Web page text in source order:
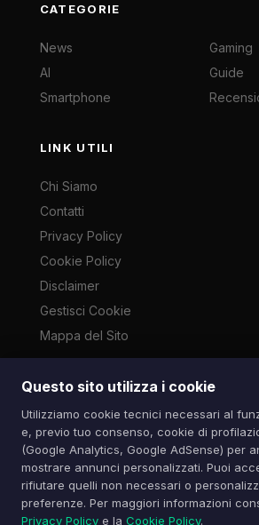
Questo sito utilizza i cookie
Utilizziamo cookie tecnici necessari al
e, previo tuo consenso, cookie di
(Google Analytics, Google AdSense) per
mostrare annunci personalizzati. Puoi
rifiutare quelli non necessari o
preferenze. Per maggiori informazioni
Privacy Policy e la Cookie Policy.
CATEGORIE
News
AI
Smartphone
Gaming
Guide
LINK UTILI
Chi Siamo
Contatti
Privacy Policy
Cookie Policy
Disclaimer
Gestisci Cookie
Mappa del Sito
Le immagini presenti su questo sito
cronaca ai sensi dell'art. 70 L. 633/
info@spazioitech.it
© 2026 Spazio iTech — Seven Trade
04077740985